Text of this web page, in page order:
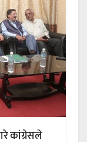
कांग्रेसले